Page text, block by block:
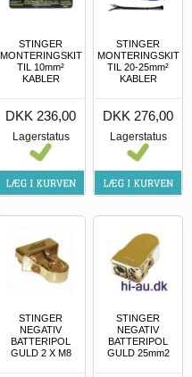
STINGER
MONTERINGSKIT
TIL 10mm²
KABLER
DKK 236,00
Lagerstatus
STINGER
MONTERINGSKIT
TIL 20-25mm²
KABLER
DKK 276,00
Lagerstatus
STINGER
NEGATIV
BATTERIPOL
GULD 2 X M8
STINGER
NEGATIV
BATTERIPOL
GULD 25mm2